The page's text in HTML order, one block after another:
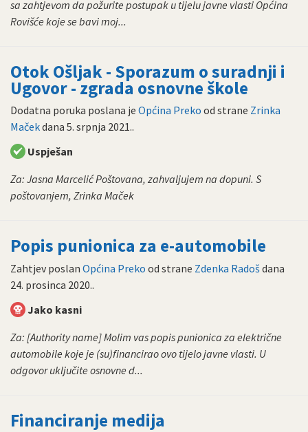
sa zahtjevom da požurite postupak u tijelu javne vlasti Općina
Rovišće koje se bavi moj...
Otok Ošljak - Sporazum o suradnji i
Ugovor - zgrada osnovne škole
Dodatna poruka poslana je Općina Preko od strane Zrinka
Mačekdana 5. srpnja 2021..
Uspješan
Za: Jasna Marcelić Poštovana, zahvaljujem na dopuni. S
poštovanjem, Zrinka Maček
Popis punionica za e-automobile
Zahtjev poslan Općina Preko od strane Zdenka Radošdana
24. prosinca 2020..
Jako kasni
Za: [Authority name] Molim vas popis punionica za električne
automobile koje je (su)financirao ovo tijelo javne vlasti. U
odgovor uključite osnovne d...
Financiranje medija